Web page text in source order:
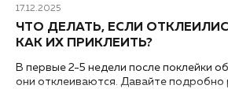
17.12.2025
ЧТО ДЕЛАТЬ, ЕСЛИ
КАК ИХ ПРИКЛЕИТЬ?
В первые 2-5 недели после поклейки
они отклеиваются. Давайте подробно